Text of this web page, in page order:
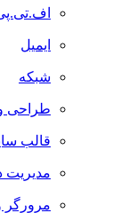
اف.تی.پی
ایمیل
شبکه
طراحی وب
قالب سایت
مدیریت دانلود
مرورگر وب